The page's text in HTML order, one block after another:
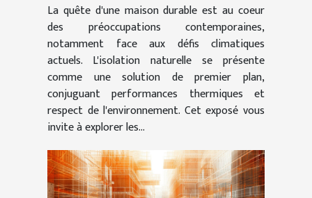
La quête d'une maison durable est au coeur
des préoccupations contemporaines,
notamment face aux défis climatiques
actuels. L'isolation naturelle se présente
comme une solution de premier plan,
conjuguant performances thermiques et
respect de l'environnement. Cet exposé vous
invite à explorer les...